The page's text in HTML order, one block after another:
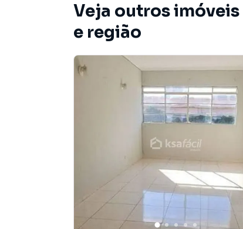
Veja outros
e região